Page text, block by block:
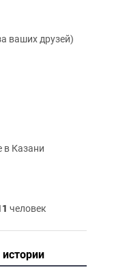
ваших друзей)
в Казани
человек